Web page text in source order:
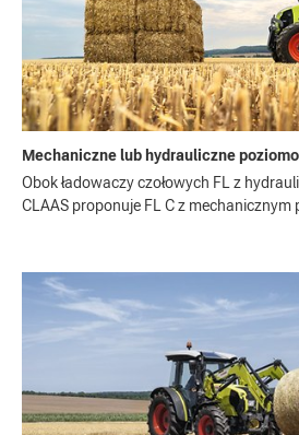
Mechaniczne lub hydrauliczne
Obok ładowaczy czołowych FL z
CLAAS proponuje FL C z